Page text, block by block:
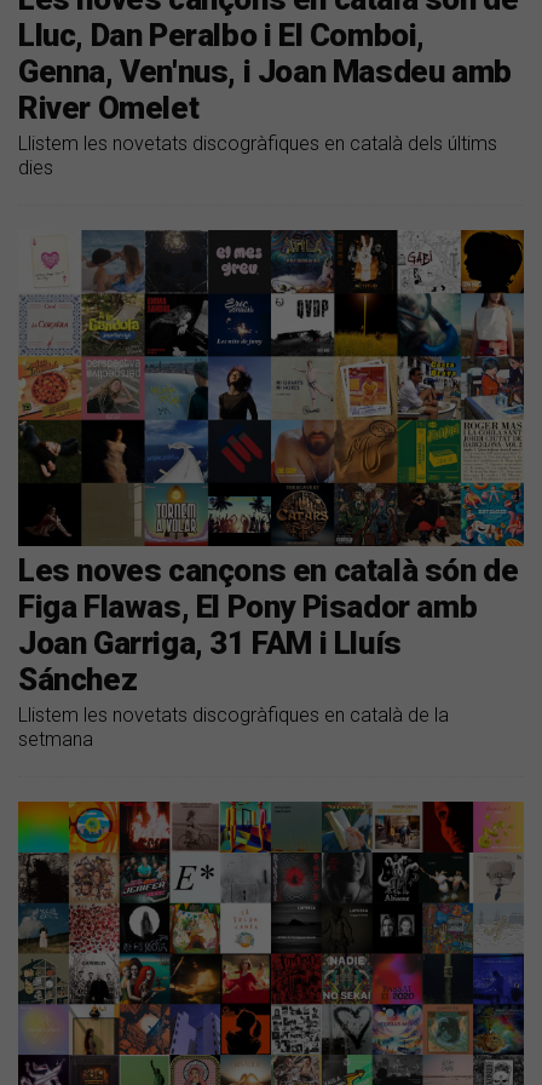
Lluc, Dan Peralbo i El Comboi,
Genna, Ven'nus, i Joan Masdeu amb
River Omelet
Llistem les novetats discogràfiques en català dels últims
dies
Les noves cançons en català són de
Figa Flawas, El Pony Pisador amb
Joan Garriga, 31 FAM i Lluís
Sánchez
Llistem les novetats discogràfiques en català de la
setmana